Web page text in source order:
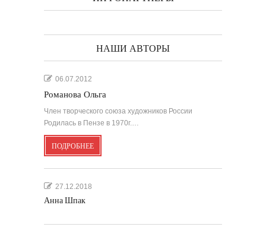
НАШИ АВТОРЫ
06.07.2012
Романова Ольга
Член творческого союза художников России
Родилась в Пензе в 1970г.…
ПОДРОБНЕЕ
27.12.2018
Анна Шпак